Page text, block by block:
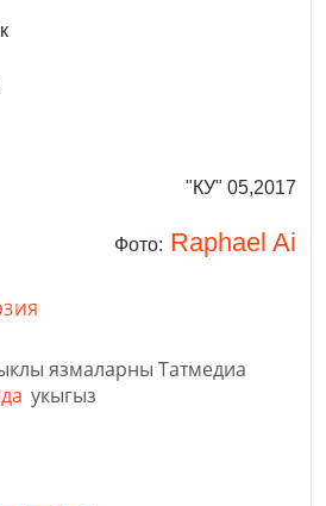
"КУ" 05,2017
Фото: Raphael Ai
язмаларны Татмедиа
укыгыз